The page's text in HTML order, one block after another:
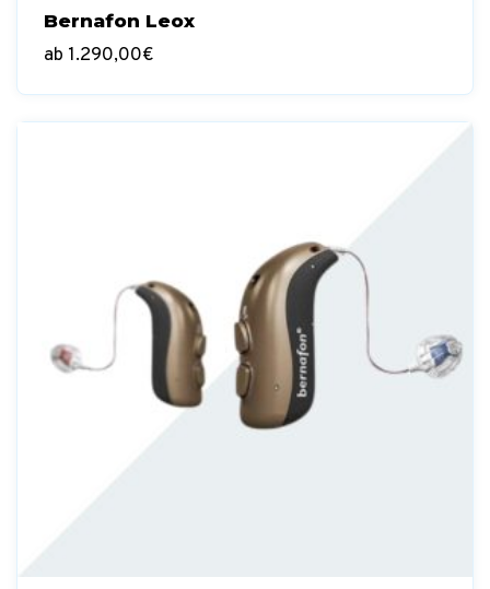
Bernafon Leox
ab 1.290,00€